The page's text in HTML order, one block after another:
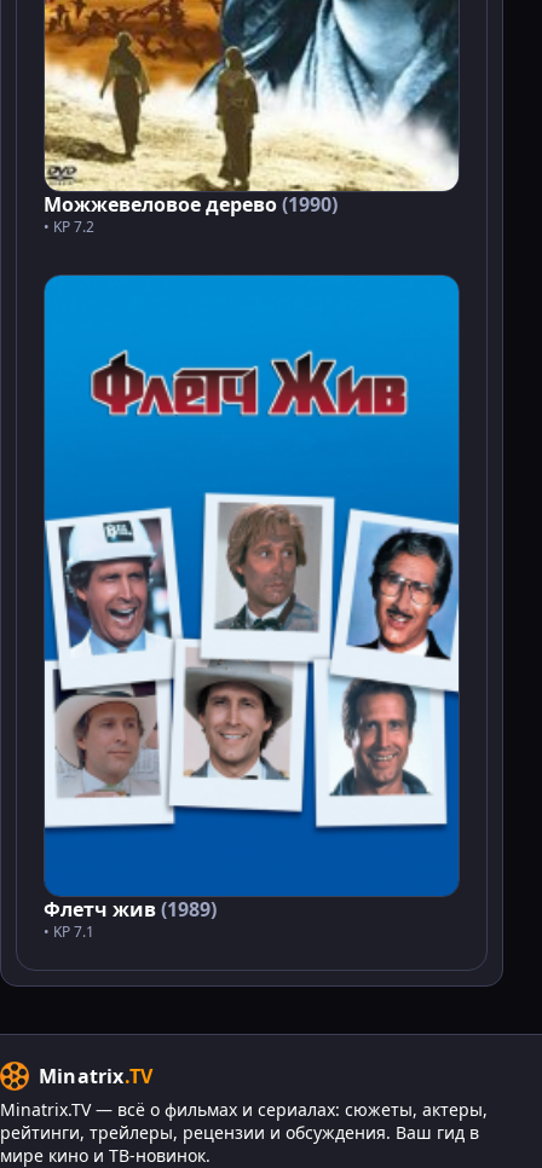
Можжевеловое дерево(1990)
• KP 7.2
Флетч жив(1989)
• KP 7.1
Minatrix.TV
Minatrix.TV — всё о фильмах и сериалах: сюжеты, актеры,
рейтинги, трейлеры, рецензии и обсуждения. Ваш гид в
мире кино и ТВ-новинок.